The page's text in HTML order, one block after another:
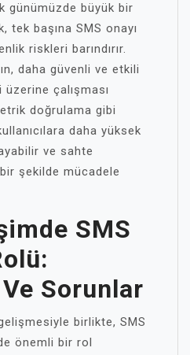
günümüzde büyük bir
tek başına SMS onayı
riskleri barındırır.
daha güvenli ve etkili
çalışması
doğrulama gibi
daha yüksek
ve sahte
şekilde mücadele
SMS
Sorunlar
birlikte, SMS
önemli bir rol